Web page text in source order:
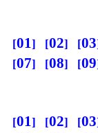
01 02 03
07
08 09
01 02 03